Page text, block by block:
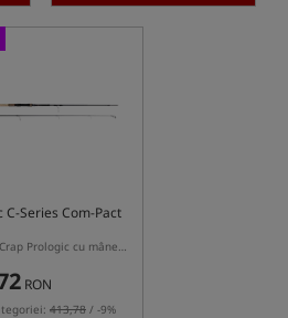
C-Series Com-Pact
Lansetă Crap Prologic cu mâner din plută și coadă semi-telescopică
RON
413,78 / -9%